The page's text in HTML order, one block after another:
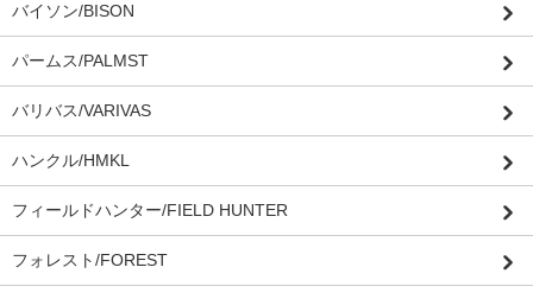
バイソン/BISON
パームス/PALMST
バリバス/VARIVAS
ハンクル/HMKL
フィールドハンター/FIELD HUNTER
フォレスト/FOREST